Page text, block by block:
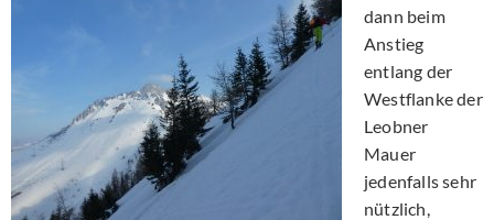
dann beim
Anstieg
entlang der
Westflanke der
Leobner
Mauer
jedenfalls sehr
nützlich,